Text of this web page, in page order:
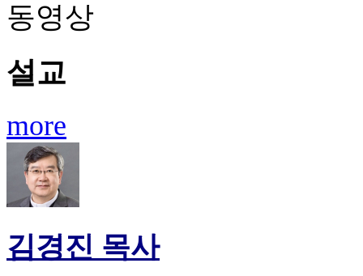
동영상
설교
more
김경진 목사